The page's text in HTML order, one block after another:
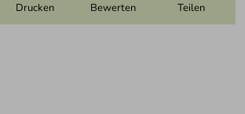
Drucken Bewerten Teilen